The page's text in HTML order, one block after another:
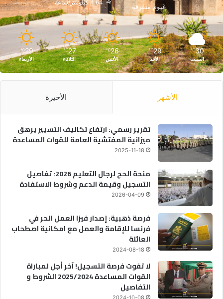
غيوم متفرقة
4.64 كيلومتر/ساعة
30
℃
السبت
29
℃
الأحد
26
℃
الأثنين
27
℃
الثلاثاء
29
℃
الأربعاء
الأشهر الأخيرة
تقرير رسمي: ارتفاع تكاليف التسيير يرهق
ميزانية المفتشية العامة للقوات المساعدة
2025-11-18
منحة الحج لرجال التعليم 2026: تفاصيل
التسجيل وقيمة الدعم وشروط الاستفادة
2026-04-09
فرصة ذهبية: إصدار فيزا العمل الحر في
فرنسا للإقامة والعمل مع امكانية اصطحاب
العائلة
2024-08-18
لا تفوت فرصة التسجيل! آخر أجل لمباراة
القوات المساعدة 2025/2024 الشروط و
التفاصيل